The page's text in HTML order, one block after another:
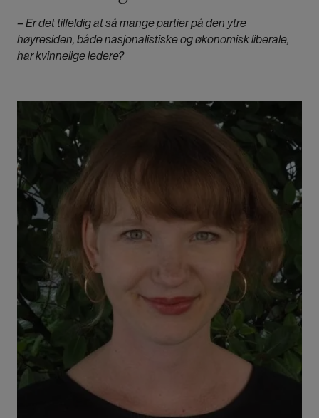
– Er det tilfeldig at så mange partier på den ytre
høyresiden, både nasjonalistiske og økonomisk liberale,
har kvinnelige ledere?